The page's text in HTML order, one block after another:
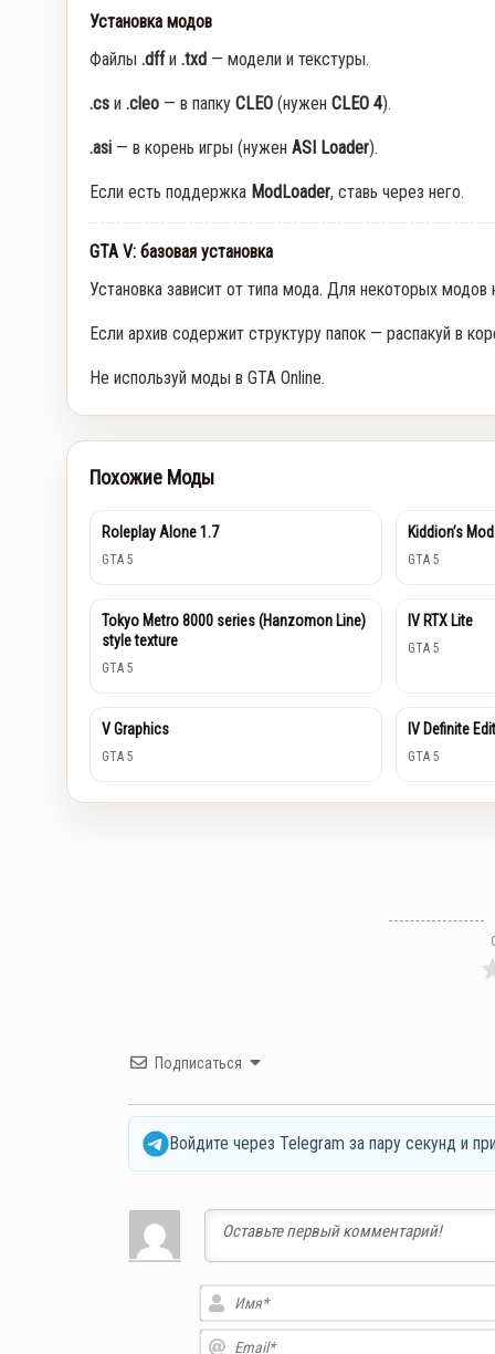
Установка модов
Файлы .dffи .txd — модели и текстуры.
.cs и .cleo — в папку CLEO (нужен CLEO 4).
.asi — в корень игры (нужен ASI Loader).
Если есть поддержка ModLoader, ставь через него.
GTA V: базовая установка
Установка зависит от типа мода. Для некоторых
Если архив содержит структуру папок — распакуй в
Не используй моды в GTA Online.
Похожие Моды
Roleplay Alone 1.7
GTA 5
Kiddion’s Mod
GTA 5
Tokyo Metro 8000 series (Hanzomon Line)
style texture
GTA 5
IV RTX Lite
GTA 5
V Graphics
GTA 5
IV Definite
GTA 5
Подписаться
Войдите через Telegram за пару секунд и